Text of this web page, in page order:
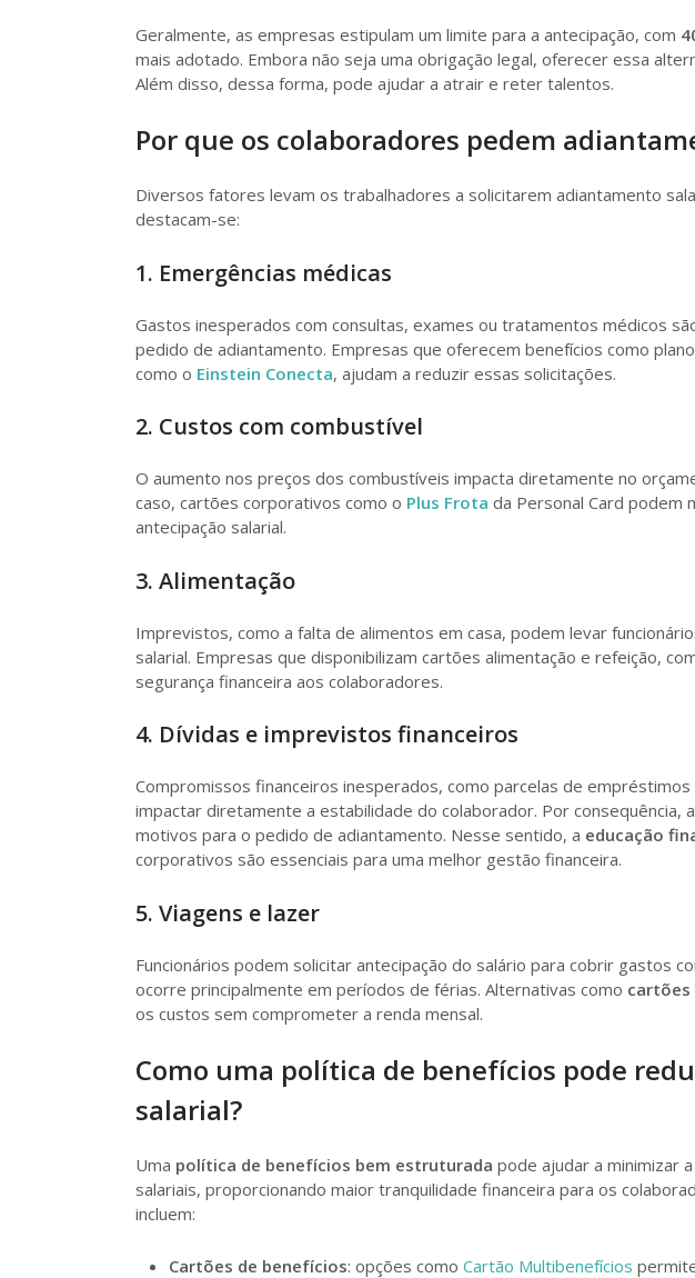
Geralmente, as empresas estipulam um limite para a antecipação, com
mais adotado. Embora não seja uma obrigação legal, oferecer essa
Além disso, dessa forma, pode ajudar a atrair e reter talentos.
Por que os colaboradores pedem
Diversos fatores levam os trabalhadores a solicitarem adiantamento
destacam-se:
1. Emergências médicas
Gastos inesperados com consultas, exames ou tratamentos médicos
pedido de adiantamento. Empresas que oferecem benefícios como
como o Einstein Conecta, ajudam a reduzir essas solicitações.
2. Custos com combustível
O aumento nos preços dos combustíveis impacta diretamente no
caso, cartões corporativos como o Plus Frota da Personal Card podem
antecipação salarial.
3. Alimentação
Imprevistos, como a falta de alimentos em casa, podem levar
salarial. Empresas que disponibilizam cartões alimentação e refeição,
segurança financeira aos colaboradores.
4. Dívidas e imprevistos financeiros
Compromissos financeiros inesperados, como parcelas de
impactar diretamente a estabilidade do colaborador. Por consequência,
motivos para o pedido de adiantamento. Nesse sentido, a educação
corporativos são essenciais para uma melhor gestão financeira.
5. Viagens e lazer
Funcionários podem solicitar antecipação do salário para cobrir gastos
ocorre principalmente em períodos de férias. Alternativas como cartões
os custos sem comprometer a renda mensal.
Como uma política de benefícios pode
salarial?
Uma política de benefícios bem estruturada pode ajudar a minimizar
salariais, proporcionando maior tranquilidade financeira para os
incluem:
Cartões de benefícios: opções como Cartão Multibenefícios